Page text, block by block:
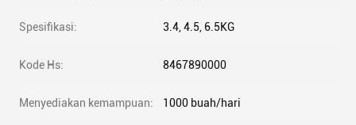
Spesifikasi: 3.4, 4.5, 6.5KG
Kode Hs: 8467890000
Menyediakan kemampuan: 1000 buah/hari